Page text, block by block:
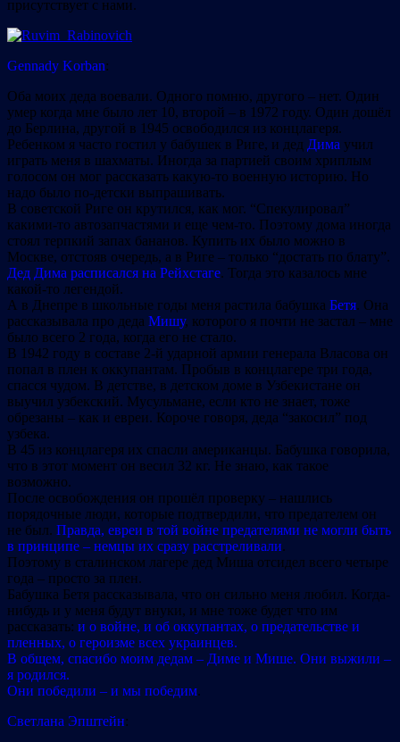
присутствует с нами.
Gennady Korban:
Оба моих деда воевали. Одного помню, другого – нет. Один
умер когда мне было лет 10, второй – в 1972 году. Один дошёл
до Берлина, другой в 1945 освободился из концлагеря.
Ребенком я часто гостил у бабушек в Риге, и дед Дима учил
играть меня в шахматы. Иногда за партией своим хриплым
голосом он мог рассказать какую-то военную историю. Но
надо было по-детски выпрашивать.
В советской Риге он крутился, как мог. “Спекулировал”
какими-то автозапчастями и еще чем-то. Поэтому дома иногда
стоял терпкий запах бананов. Купить их было можно в
Москве, отстояв очередь, а в Риге – только “достать по блату”.
Дед Дима расписался на Рейхстаге. Тогда это казалось мне
какой-то легендой.
А в Днепре в школьные годы меня растила бабушка Бетя. Она
рассказывала про деда Мишу, которого я почти не застал – мне
было всего 2 года, когда его не стало.
В 1942 году в составе 2-й ударной армии генерала Власова он
попал в плен к оккупантам. Пробыв в концлагере три года,
спасся чудом. В детстве, в детском доме в Узбекистане он
выучил узбекский. Мусульмане, если кто не знает, тоже
обрезаны – как и евреи. Короче говоря, деда “закосил” под
узбека.
В 45 из концлагеря их спасли американцы. Бабушка говорила,
что в этот момент он весил 32 кг. Не знаю, как такое
возможно.
После освобождения он прошёл проверку – нашлись
порядочные люди, которые подтвердили, что предателем он
не был. Правда, евреи в той войне предателями не могли быть
в принципе – немцы их сразу расстреливали.
Поэтому в сталинском лагере дед Миша отсидел всего четыре
года – просто за плен.
Бабушка Бетя рассказывала, что он сильно меня любил. Когда-
нибудь и у меня будут внуки, и мне тоже будет что им
рассказать: и о войне, и об оккупантах, о предательстве и
пленных, о героизме всех украинцев.
В общем, спасибо моим дедам – Диме и Мише. Они выжили –
я родился.
Они победили – и мы победим.
Светлана Эпштейн: